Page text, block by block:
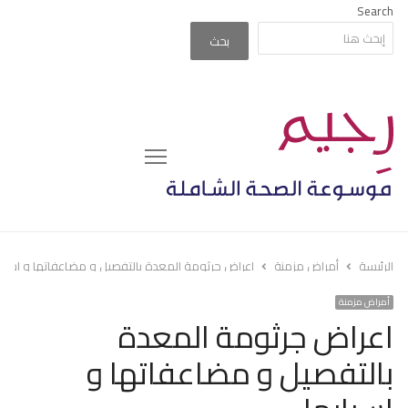
Search
بحث
Menu
الرئيسة أمراض مزمنة اعراض جرثومة المعدة بالتفصيل و مضاعفاتها و
أمراض مزمنة
اعراض جرثومة المعدة
بالتفصيل و مضاعفاتها و